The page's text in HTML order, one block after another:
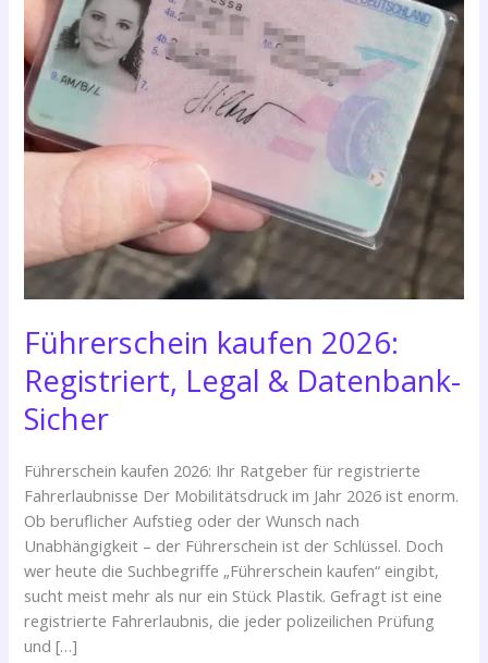
Führerschein kaufen 2026:
Registriert, Legal & Datenbank-
Sicher
Führerschein kaufen 2026: Ihr Ratgeber für registrierte
Fahrerlaubnisse Der Mobilitätsdruck im Jahr 2026 ist enorm.
Ob beruflicher Aufstieg oder der Wunsch nach
Unabhängigkeit – der Führerschein ist der Schlüssel. Doch
wer heute die Suchbegriffe „Führerschein kaufen“ eingibt,
sucht meist mehr als nur ein Stück Plastik. Gefragt ist eine
registrierte Fahrerlaubnis, die jeder polizeilichen Prüfung
und […]